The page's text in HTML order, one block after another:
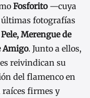
Fosforito—cuya
últimas fotografías
Merengue de
Amigo. Junto a ellos,
reivindican su
del flamenco en
raíces firmes y